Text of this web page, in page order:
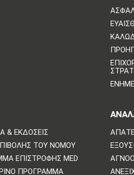
& ΕΚΔΌΣΕΙΣ
ΤΟΥ ΝΌΜΟΥ
ΕΠΙΣΤΡΟΦΉΣ MED
ΠΡΌΓΡΑΜΜΑ